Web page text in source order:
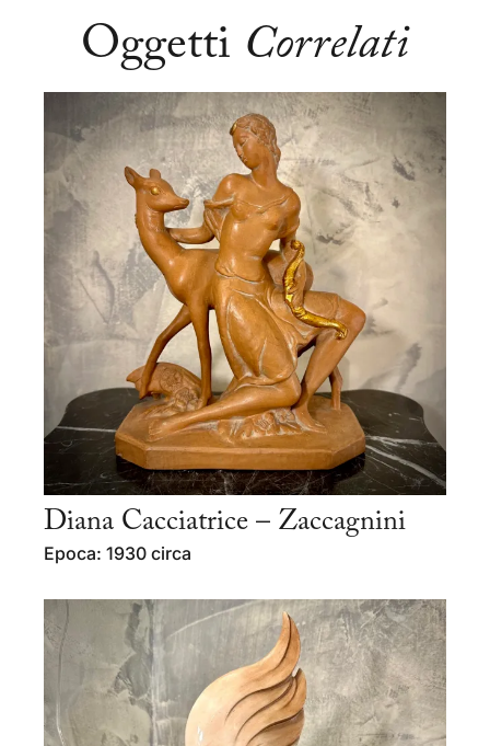
Oggetti Correlati
Diana Cacciatrice – Zaccagnini
Epoca: 1930 circa